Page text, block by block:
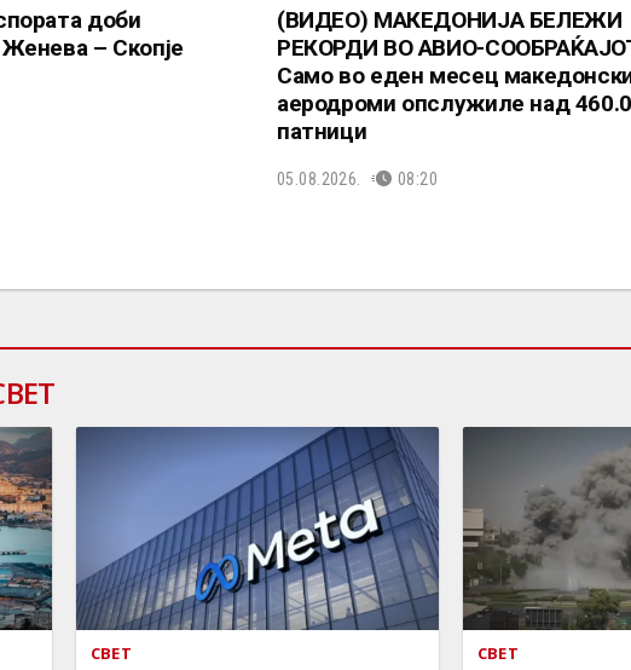
доби
– Скопје
(ВИДЕО) МАКЕДОНИЈА БЕЛЕЖИ
РЕКОРДИ ВО АВИО-
Само во еден месец
аеродроми опслужиле над
патници
05.08.2026. 08:20
СВЕТ СВЕТ